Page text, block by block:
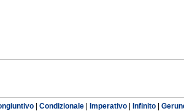
| Condizionale| Imperativo| Infinito|